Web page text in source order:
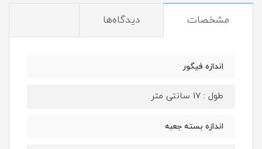
مشخصات دیدگاه‌ها
اندازه فیگور
طول : 17 سانتی متر
اندازه بسته جعبه